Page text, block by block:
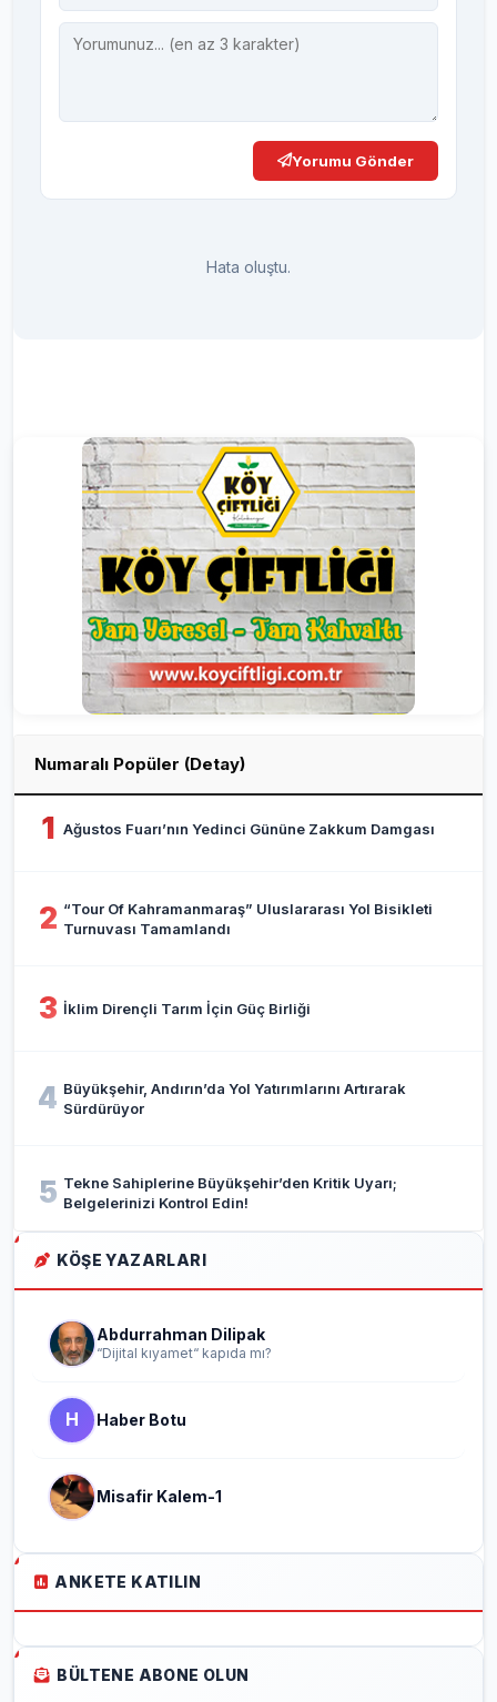
Yorumu Gönder
Hata oluştu.
Numaralı Popüler (Detay)
1 Ağustos Fuarı’nın Yedinci Gününe Zakkum Damgası
2 “Tour Of Kahramanmaraş” Uluslararası Yol Bisikleti
Turnuvası Tamamlandı
3 İklim Dirençli Tarım İçin Güç Birliği
4 Büyükşehir, Andırın’da Yol Yatırımlarını Artırarak
Sürdürüyor
5 Tekne Sahiplerine Büyükşehir’den Kritik Uyarı;
Belgelerinizi Kontrol Edin!
KÖŞE YAZARLARI
Abdurrahman Dilipak
“Dijital kıyamet“ kapıda mı?
H Haber Botu
Misafir Kalem-1
ANKETE KATILIN
BÜLTENE ABONE OLUN